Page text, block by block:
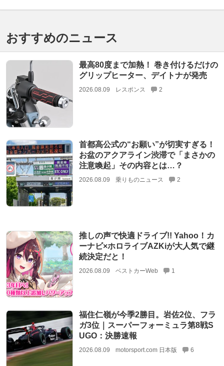
おすすめのニュース
最高80度まで加熱！ 巻き付けるだけの
グリップヒーター、デイトナが発売
2026.08.09 レスポンス 2
首都高公式の“お願い”が切実すぎる！
お盆のアクアライン渋滞で「まさかの
注意喚起」その内容とは…？
2026.08.09 乗りものニュース 2
推しの声で快適ドライブ!! Yahoo！カ
ーナビ×ホロライブAZKiが大人気で継
続決定だと！
2026.08.09 ベストカーWeb 1
福住仁嶺が今季2勝目。岩佐2位、フラ
ガ3位｜スーパーフォーミュラ第8戦S
UGO：決勝速報
2026.08.09 motorsport.com 日本版 6